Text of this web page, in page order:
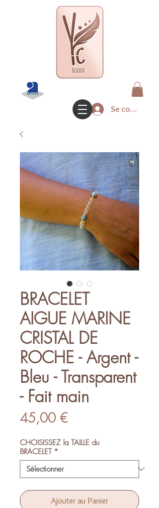
Se connecter
BRACELET
AIGUE MARINE
CRISTAL DE
ROCHE - Argent -
Bleu - Transparent
- Fait main
45,00 €Prix
CHOISISSEZ la TAILLE du
BRACELET *
Ajouter au Panier